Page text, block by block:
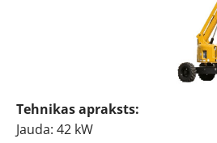
Tehnikas apraksts:
Jauda: 42 kW